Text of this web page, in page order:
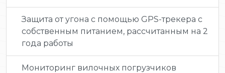
Защита от угона с помощью GPS-трекера с
собственным питанием, рассчитанным на 2
года работы
Мониторинг вилочных погрузчиков